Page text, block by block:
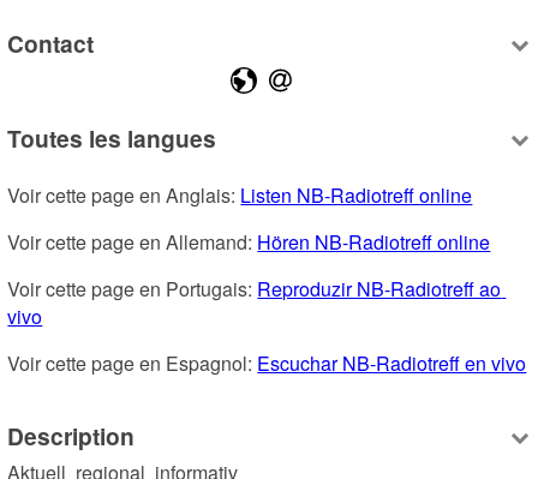
Contact
Toutes les langues
Voir cette page en Anglais: Listen NB-Radiotreff online
Voir cette page en Allemand: Hören NB-Radiotreff online
Voir cette page en Portugais: Reproduzir NB-Radiotreff ao
vivo
Voir cette page en Espagnol: Escuchar NB-Radiotreff en vivo
Description
Aktuell  regional  informativ